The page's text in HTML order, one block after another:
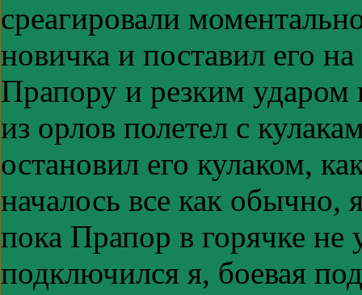
среагировали
новичка и поставил его
Прапору и резким
из орлов полетел с
остановил его кулаком,
началось все как
пока Прапор в горячке не
подключился я, боевая